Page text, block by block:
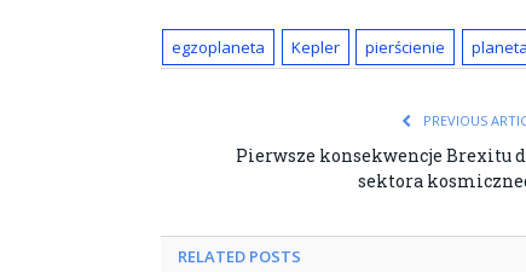
egzoplaneta Kepler pierścienie
PREVIOUS
Pierwsze konsekwencje Brexitu
sektora
RELATED POSTS